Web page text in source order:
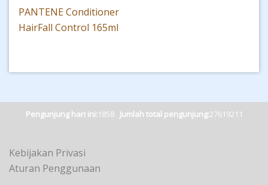
PANTENE Conditioner
HairFall Control 165ml
Pengunjung hari ini:1858 Jumlah total pengunjung:27619211
Kebijakan Privasi
Aturan Penggunaan